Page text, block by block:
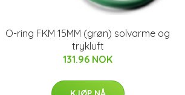
O-ring FKM 15MM (grøn) solvarme og
trykluft
131.96 NOK